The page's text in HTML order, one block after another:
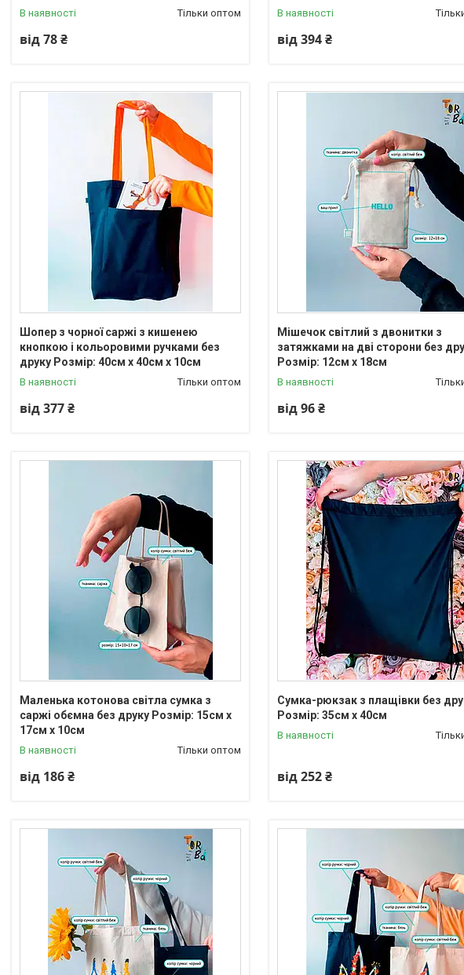
В наявності Тільки оптом
від 78 ₴
В наявності
від 394 ₴
Шопер з чорної саржі з кишенею
кнопкою і кольоровими ручками без
друку Розмір: 40см х 40см х 10см
В наявності Тільки оптом
від 377 ₴
Мішечок світлий з двонитки з
затяжками на дві сторони без
Розмір: 12см х 18см
В наявності
від 96 ₴
Маленька котонова світла сумка з
саржі обємна без друку Розмір: 15см х
17см х 10см
В наявності Тільки оптом
від 186 ₴
Сумка-рюкзак з плащівки без
Розмір: 35см х 40см
В наявності
від 252 ₴